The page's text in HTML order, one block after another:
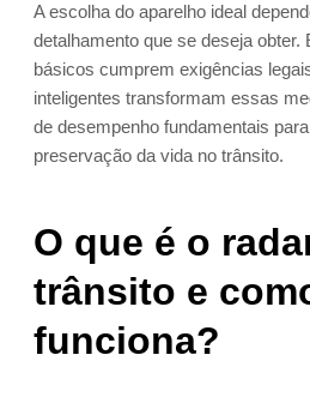
A escolha do aparelho ideal
detalhamento que se deseja obter.
básicos cumprem exigências
inteligentes transformam essas
de desempenho fundamentais
preservação da vida no trânsito.
O que é o
trânsito e
funciona?